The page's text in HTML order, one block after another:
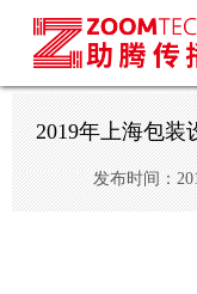
2019年上海包装
发布时间：